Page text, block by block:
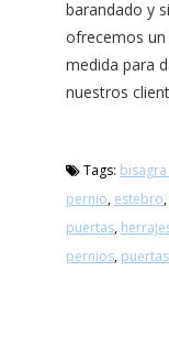
barandado y
ofrecemos un
medida para
nuestros
Tags:
pernio, estebro,
puertas,
pernios, puertas